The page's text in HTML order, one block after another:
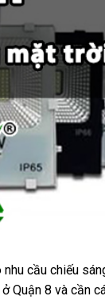
cầu chiếu
Quận 8 và cần